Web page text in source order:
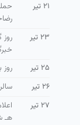
۲۱ تیر
۲۳ تیر
۲۵ تیر
۲۶ تیر
۲۷ تیر
هـ